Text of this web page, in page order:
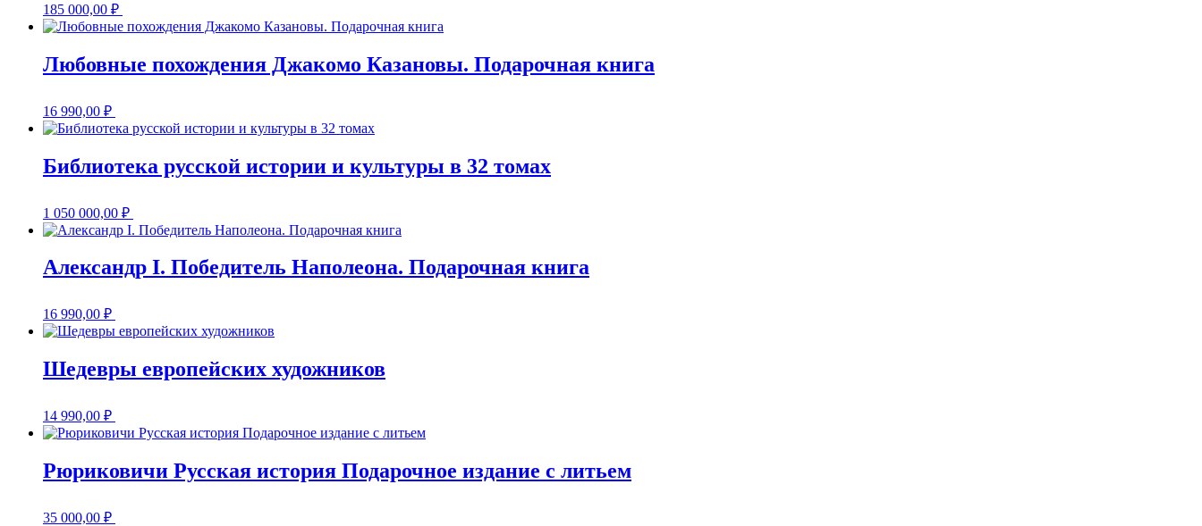
185 000,00 ₽
Любовные похождения Джакомо Казановы. Подарочная книга
16 990,00 ₽
Библиотека русской истории и культуры в 32 томах
1 050 000,00 ₽
Александр I. Победитель Наполеона. Подарочная книга
16 990,00 ₽
Шедевры европейских художников
14 990,00 ₽
Рюриковичи Русская история Подарочное издание с литьем
35 000,00 ₽